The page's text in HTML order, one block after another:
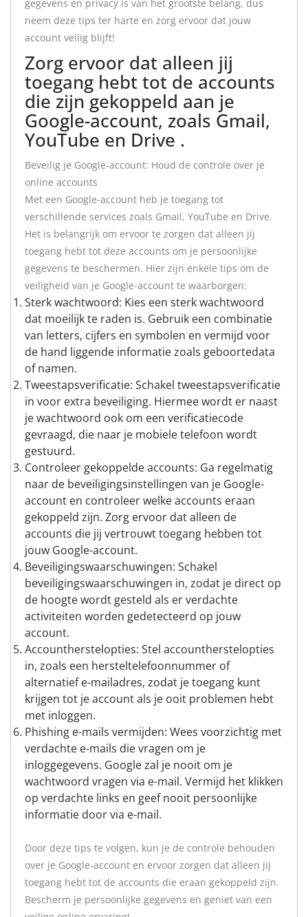
gegevens en privacy is van het grootste belang, dus
neem deze tips ter harte en zorg ervoor dat jouw
account veilig blijft!
Zorg ervoor dat alleen jij
toegang hebt tot de accounts
die zijn gekoppeld aan je
Google-account, zoals Gmail,
YouTube en Drive .
Beveilig je Google-account: Houd de controle over je
online accounts
Met een Google-account heb je toegang tot
verschillende services zoals Gmail, YouTube en Drive.
Het is belangrijk om ervoor te zorgen dat alleen jij
toegang hebt tot deze accounts om je persoonlijke
gegevens te beschermen. Hier zijn enkele tips om de
veiligheid van je Google-account te waarborgen:
Sterk wachtwoord: Kies een sterk wachtwoord
dat moeilijk te raden is. Gebruik een combinatie
van letters, cijfers en symbolen en vermijd voor
de hand liggende informatie zoals geboortedata
of namen.
Tweestapsverificatie: Schakel tweestapsverificatie
in voor extra beveiliging. Hiermee wordt er naast
je wachtwoord ook om een verificatiecode
gevraagd, die naar je mobiele telefoon wordt
gestuurd.
Controleer gekoppelde accounts: Ga regelmatig
naar de beveiligingsinstellingen van je Google-
account en controleer welke accounts eraan
gekoppeld zijn. Zorg ervoor dat alleen de
accounts die jij vertrouwt toegang hebben tot
jouw Google-account.
Beveiligingswaarschuwingen: Schakel
beveiligingswaarschuwingen in, zodat je direct op
de hoogte wordt gesteld als er verdachte
activiteiten worden gedetecteerd op jouw
account.
Accountherstelopties: Stel accountherstelopties
in, zoals een hersteltelefoonnummer of
alternatief e-mailadres, zodat je toegang kunt
krijgen tot je account als je ooit problemen hebt
met inloggen.
Phishing e-mails vermijden: Wees voorzichtig met
verdachte e-mails die vragen om je
inloggegevens. Google zal je nooit om je
wachtwoord vragen via e-mail. Vermijd het klikken
op verdachte links en geef nooit persoonlijke
informatie door via e-mail.
Door deze tips te volgen, kun je de controle behouden
over je Google-account en ervoor zorgen dat alleen jij
toegang hebt tot de accounts die eraan gekoppeld zijn.
Bescherm je persoonlijke gegevens en geniet van een